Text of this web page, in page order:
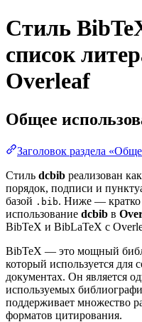
Стиль
список
Overleaf
Общее
Заголовок раздела
Стиль dcbib реализован
порядок, подписи и
базой .bib. Ниже — кратко
использование dcbib в
BibTeX и BibLaTeX с
BibTeX — это мощный
который используется для
документах. Он является
используемых
поддерживает множество
форматов цитирования.